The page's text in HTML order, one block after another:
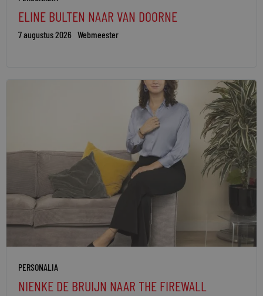
ELINE BULTEN NAAR VAN DOORNE
7 augustus 2026 Webmeester
PERSONALIA
NIENKE DE BRUIJN NAAR THE FIREWALL